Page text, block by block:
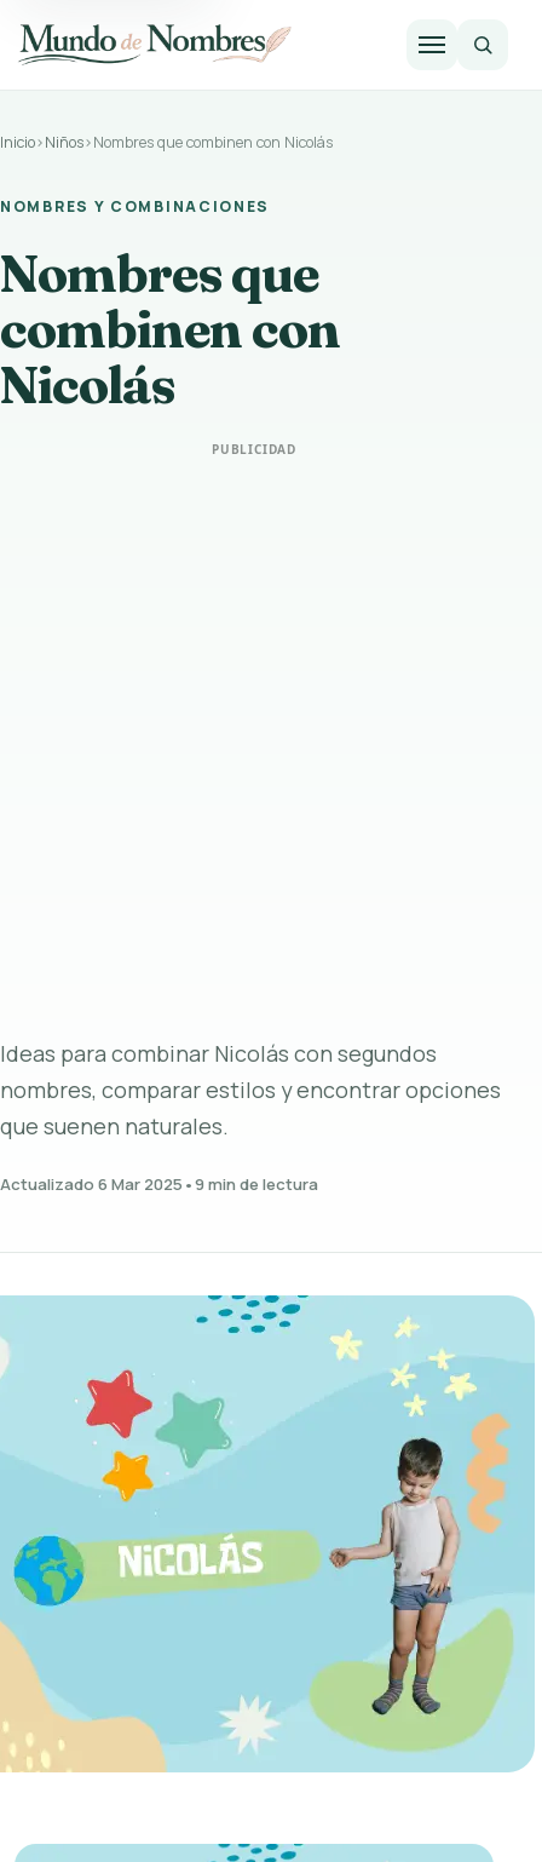
Inicio›Niños›Nombres que combinen con Nicolás
NOMBRES Y COMBINACIONES
Nombres que
combinen con
Nicolás
PUBLICIDAD
Ideas para combinar Nicolás con segundos
nombres, comparar estilos y encontrar opciones
que suenen naturales.
Actualizado 6 Mar 2025 •9 min de lectura